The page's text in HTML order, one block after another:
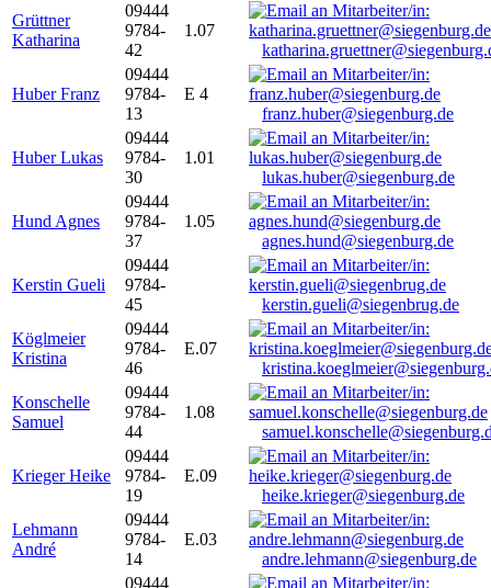
Grüttner
Katharina
09444
9784-
42
1.07
Huber Franz
09444
9784-
13
E 4
franz.huber@siegenburg.de
Huber Lukas
09444
9784-
30
1.01
lukas.huber@siegenburg.de
Hund Agnes
09444
9784-
37
1.05
agnes.hund@siegenburg.de
Kerstin Gueli
09444
9784-
45
kerstin.gueli@siegenbrug.de
Köglmeier
Kristina
09444
9784-
46
E.07
Konschelle
Samuel
09444
9784-
44
1.08
Krieger Heike
09444
9784-
19
E.09
heike.krieger@siegenburg.de
Lehmann
André
09444
9784-
14
E.03
andre.lehmann@siegenburg.de
09444